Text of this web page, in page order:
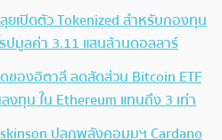
ยเปิดตัว Tokenized สำหรับกองทุน
ปมูลค่า 3.11 แสนล้านดอลลาร์
ของอิตาลี ลดสัดส่วน Bitcoin ETF
งทุน ใน Ethereum แทนถึง 3 เท่า
ปลุกพลังคอมมูฯ Cardano